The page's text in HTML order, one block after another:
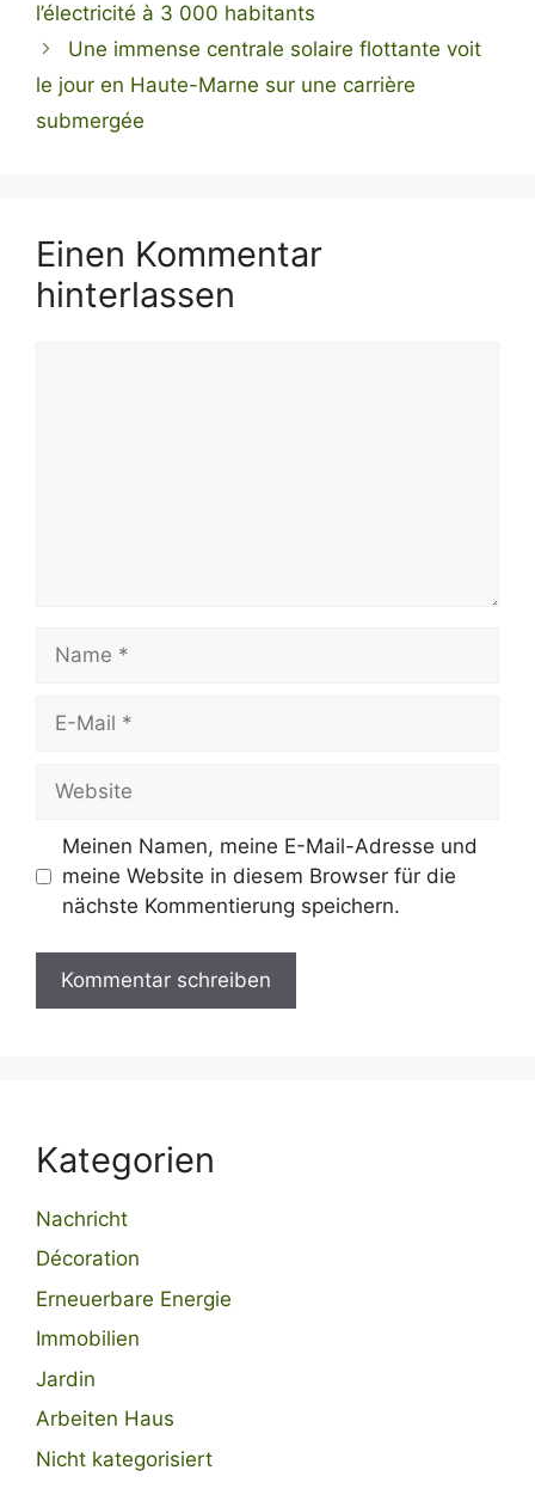
l’électricité à 3 000 habitants
Une immense centrale solaire flottante voit
le jour en Haute-Marne sur une carrière
submergée
Einen Kommentar
hinterlassen
Name
Website
Meinen Namen, meine E-Mail-Adresse und
meine Website in diesem Browser für die
nächste Kommentierung speichern.
Kategorien
Nachricht
Décoration
Erneuerbare Energie
Immobilien
Jardin
Arbeiten Haus
Nicht kategorisiert